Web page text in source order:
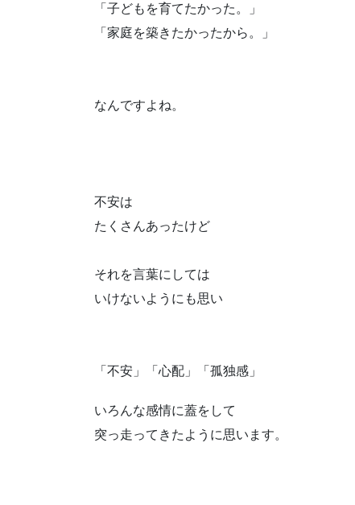
「子どもを育てたかった。」
「家庭を築きたかったから。」
なんですよね。
不安は
たくさんあったけど
それを言葉にしては
いけないようにも思い
「不安」「心配」「孤独感」
いろんな感情に蓋をして
突っ走ってきたように思います。